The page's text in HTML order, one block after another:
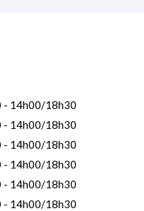
- 14h00/18h30
- 14h00/18h30
- 14h00/18h30
- 14h00/18h30
- 14h00/18h30
- 14h00/18h30